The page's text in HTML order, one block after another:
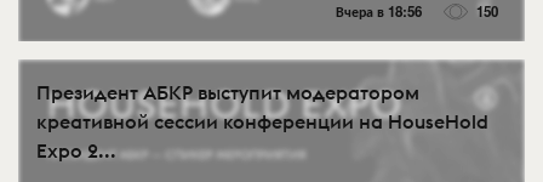
Вчера в 18:56 150
Президент АБКР выступит модератором
креативной сессии конференции на HouseHold
Expo 2...